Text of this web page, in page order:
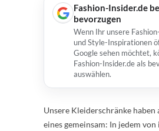
Fashion-Insider.de
bevorzugen
Wenn Ihr unsere
und Style-Inspirationen
Google sehen möchtet,
Fashion-Insider.de als
auswählen.
Unsere Kleiderschränke
eines gemeinsam: In jedem